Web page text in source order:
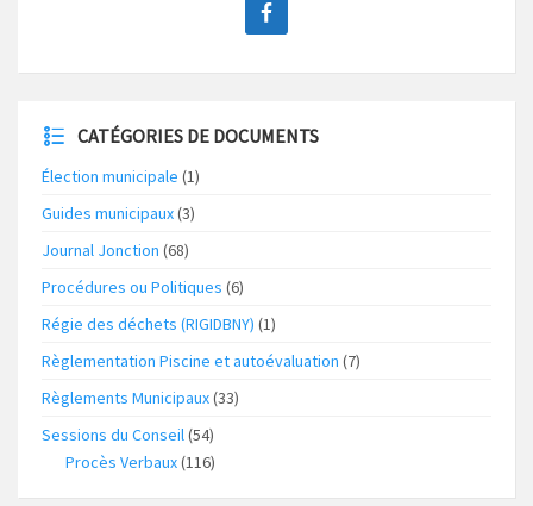
CATÉGORIES DE DOCUMENTS
Élection municipale (1)
Guides municipaux(3)
Journal Jonction (68)
Procédures ou Politiques (6)
Régie des déchets (RIGIDBNY) (1)
Règlementation Piscine et autoévaluation (7)
Règlements Municipaux(33)
Sessions du Conseil(54)
Procès Verbaux(116)